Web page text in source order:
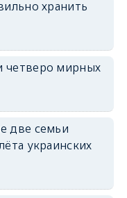
хранить
четверо мирных
две семьи
украинских